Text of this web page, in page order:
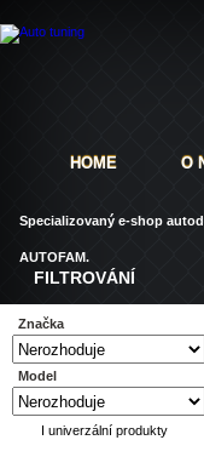
FILTROVÁNÍ
Značka
Model
I univerzální produkty
HOME O
Specializovaný e-shop
AUTOFAM.